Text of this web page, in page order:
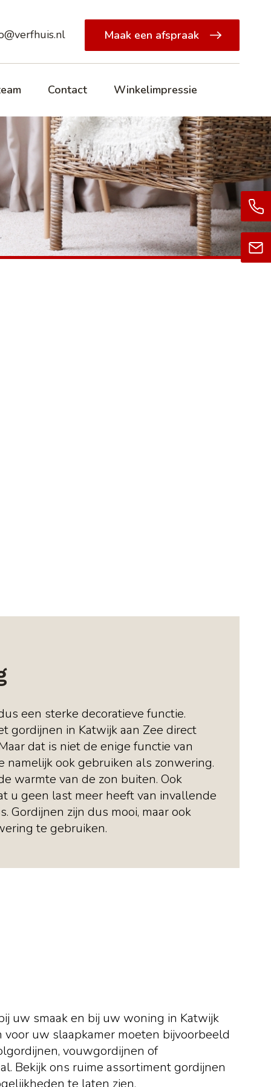
Maak een afspraak
Contact Winkelimpressie
een sterke decoratieve functie.
gordijnen in Katwijk aan Zee direct
dat is niet de enige functie van
namelijk ook gebruiken als zonwering.
warmte van de zon buiten. Ook
u geen last meer heeft van invallende
Gordijnen zijn dus mooi, maar ook
te gebruiken.
uw smaak en bij uw woning in Katwijk
voor uw slaapkamer moeten bijvoorbeeld
vouwgordijnen of
Bekijk ons ruime assortiment gordijnen
te laten zien.